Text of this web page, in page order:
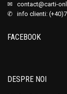
✉ contact@carti-
✆ info clienti:
FACEBOOK
DESPRE NOI